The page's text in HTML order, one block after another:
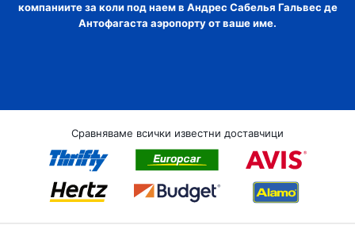
компаниите за коли под наем в Андрес Сабелья Гальвес де
Антофагаста аэропорту от ваше име.
Сравняваме всички известни доставчици